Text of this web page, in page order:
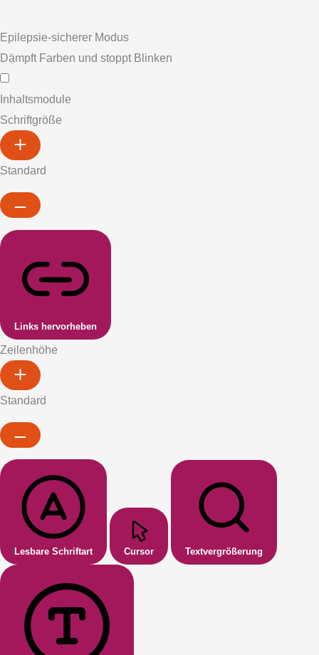
Epilepsie-sicherer Modus
Dämpft Farben und stoppt Blinken
Inhaltsmodule
Schriftgröße
Standard
Links hervorheben
Zeilenhöhe
Standard
Lesbare Schriftart Cursor Textvergrößerung